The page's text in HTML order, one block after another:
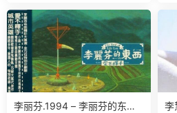
E】
李丽芬.1994 – 李丽芬的东西. 李